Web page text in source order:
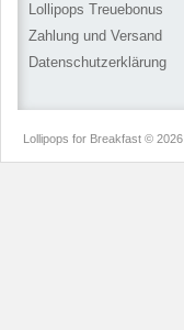
Lollipops Treuebonus
Zahlung und Versand
Datenschutzerklärung
Lollipops for Breakfast © 2026